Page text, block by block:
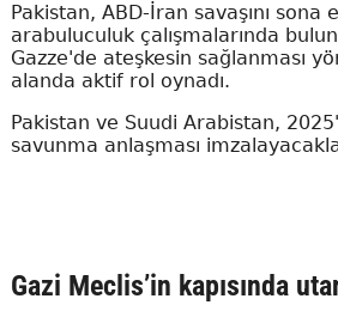
Pakistan, ABD-İran savaşını sona
arabuluculuk çalışmalarında
Gazze'de ateşkesin sağlanması
alanda aktif rol oynadı.
Pakistan ve Suudi Arabistan,
savunma anlaşması
Gazi Meclis’in kapısında